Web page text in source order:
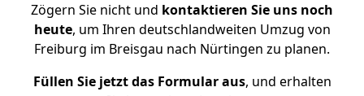
Zögern Sie nicht und kontaktieren Sie uns noch
heute, um Ihren deutschlandweiten Umzug von
Freiburg im Breisgau nach Nürtingen zu planen.
Füllen Sie jetzt das Formular aus, und erhalten